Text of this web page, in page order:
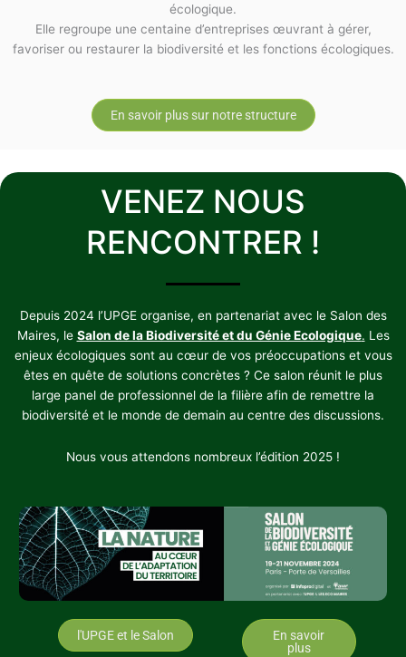
écologique.
Elle regroupe une centaine d’entreprises œuvrant à gérer,
favoriser ou restaurer la biodiversité et les fonctions écologiques.
En savoir plus sur notre structure
VENEZ NOUS
RENCONTRER !
Depuis 2024 l’UPGE organise, en partenariat avec le Salon des
Maires, le Salon de la Biodiversité et du Génie Ecologique. Les
enjeux écologiques sont au cœur de vos préoccupations et vous
êtes en quête de solutions concrètes ? Ce salon réunit le plus
large panel de professionnel de la filière afin de remettre la
biodiversité et le monde de demain au centre des discussions.
Nous vous attendons nombreux l’édition 2025 !
l'UPGE et le Salon
En savoir
plus